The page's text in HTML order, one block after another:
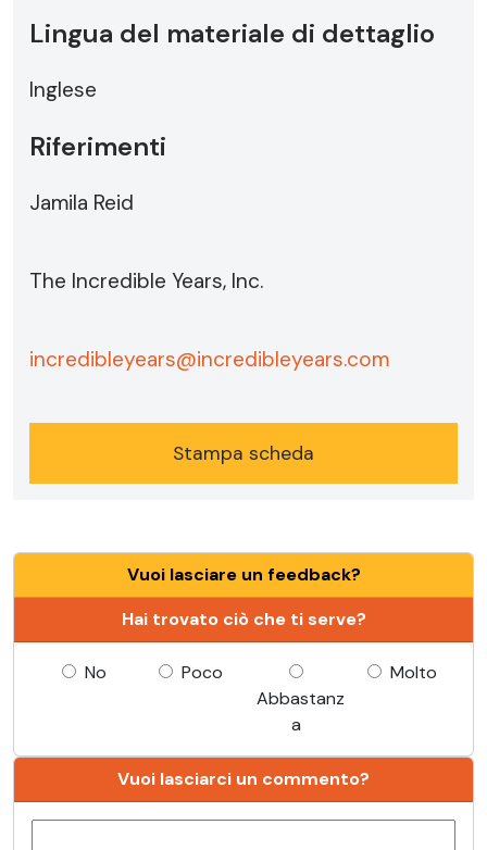
Lingua del materiale di dettaglio
Inglese
Riferimenti
Jamila Reid
The Incredible Years, Inc.
incredibleyears@incredibleyears.com
Stampa scheda
Vuoi lasciare un feedback?
Hai trovato ciò che ti serve?
No
Poco
Abbastanz
a
Molto
Vuoi lasciarci un commento?